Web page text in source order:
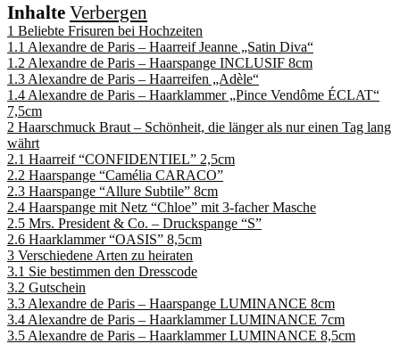
Inhalte Verbergen
1 Beliebte Frisuren bei Hochzeiten
1.1 Alexandre de Paris – Haarreif Jeanne „Satin Diva“
1.2 Alexandre de Paris – Haarspange INCLUSIF 8cm
1.3 Alexandre de Paris – Haarreifen „Adèle“
1.4 Alexandre de Paris – Haarklammer „Pince Vendôme ÉCLAT“
7,5cm
2 Haarschmuck Braut – Schönheit, die länger als nur einen Tag lang
währt
2.1 Haarreif “CONFIDENTIEL” 2,5cm
2.2 Haarspange “Camélia CARACO”
2.3 Haarspange “Allure Subtile” 8cm
2.4 Haarspange mit Netz “Chloe” mit 3-facher Masche
2.5 Mrs. President & Co. – Druckspange “S”
2.6 Haarklammer “OASIS” 8,5cm
3 Verschiedene Arten zu heiraten
3.1 Sie bestimmen den Dresscode
3.2 Gutschein
3.3 Alexandre de Paris – Haarspange LUMINANCE 8cm
3.4 Alexandre de Paris – Haarklammer LUMINANCE 7cm
3.5 Alexandre de Paris – Haarklammer LUMINANCE 8,5cm